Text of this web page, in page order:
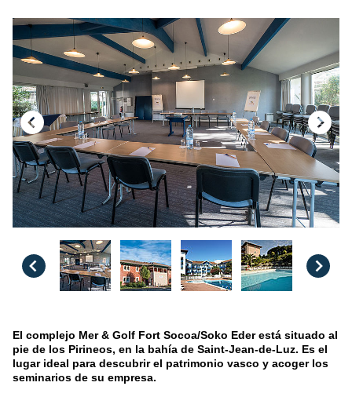
El complejo Mer & Golf Fort Socoa/Soko Eder está situado al
pie de los Pirineos, en la bahía de Saint-Jean-de-Luz. Es el
lugar ideal para descubrir el patrimonio vasco y acoger los
seminarios de su empresa.